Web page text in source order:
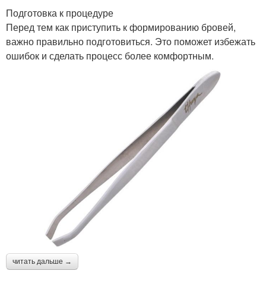
Подготовка к процедуре
Перед тем как приступить к формированию бровей,
важно правильно подготовиться. Это поможет избежать
ошибок и сделать процесс более комфортным.
читать дальше →